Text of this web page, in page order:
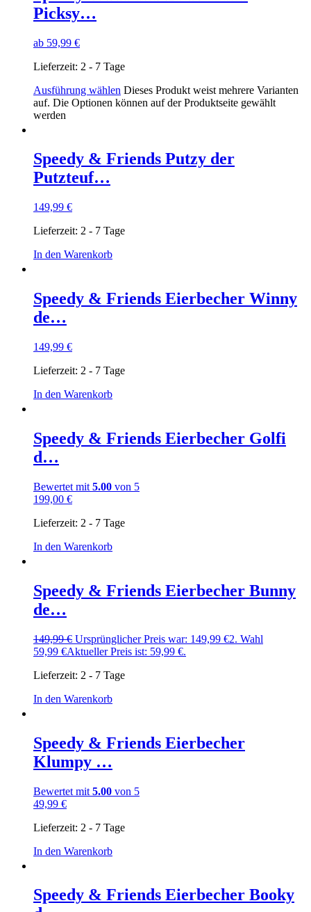
Picksy…
ab 59,99 €
Lieferzeit: 2 - 7 Tage
Ausführung wählen Dieses Produkt weist mehrere Varianten
auf. Die Optionen können auf der Produktseite gewählt
werden
Speedy & Friends Putzy der
Putzteuf…
149,99 €
Lieferzeit: 2 - 7 Tage
In den Warenkorb
Speedy & Friends Eierbecher Winny
de…
149,99 €
Lieferzeit: 2 - 7 Tage
In den Warenkorb
Speedy & Friends Eierbecher Golfi
d…
Bewertet mit 5.00 von 5
199,00 €
Lieferzeit: 2 - 7 Tage
In den Warenkorb
Speedy & Friends Eierbecher Bunny
de…
149,99€ Ursprünglicher Preis war: 149,99 €2. Wahl
59,99 €Aktueller Preis ist: 59,99 €.
Lieferzeit: 2 - 7 Tage
In den Warenkorb
Speedy & Friends Eierbecher
Klumpy …
Bewertet mit 5.00 von 5
49,99 €
Lieferzeit: 2 - 7 Tage
In den Warenkorb
Speedy & Friends Eierbecher Booky